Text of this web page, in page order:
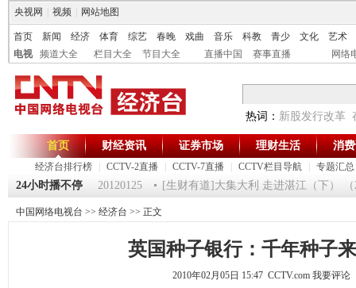
央视网 视频 网站地图
首页 新闻 经济 体育 综艺 春晚 戏曲 音乐 科教 青少 文化
艺术
电视
频道大全 栏目大全 节目大全 直播中国 赛事直播 网络
热词： 新股发行改革
首页
经济台排行榜 CCTV-2直播 CCTV-7直播 CCTV栏目导航 专题汇总
财经资讯 证券市场 理财生活 消
24小时播不停
《第一时间》 20120125 [生财有道]大集大利 走进湛江（下） （
中国网络电视台 >> 经济台 >> 正文
英国种子银行：千年种子
2010年02月05日 15:47 CCTV.com 我要评论